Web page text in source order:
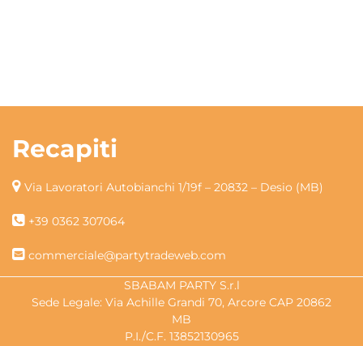
Recapiti
Via Lavoratori Autobianchi 1/19f – 20832 – Desio (MB)
+39 0362 307064
commerciale@partytradeweb.com
SBABAM PARTY S.r.l
Sede Legale: Via Achille Grandi 70, Arcore CAP 20862
MB
P.I./C.F. 13852130965